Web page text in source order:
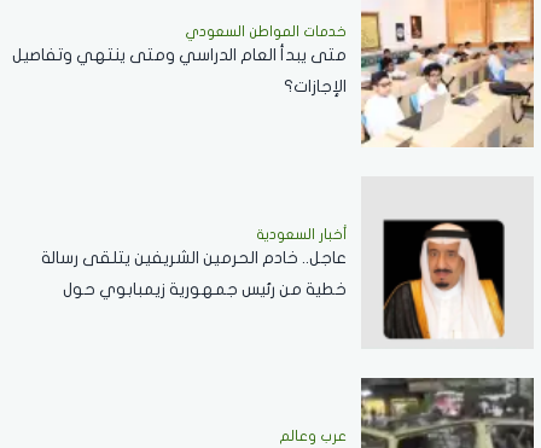
خدمات المواطن السعودي
‏متى يبدأ العام الدراسي ومتى ينتهي وتفاصيل
الإجازات؟
أخبار السعودية
عاجل.. خادم الحرمين الشريفين يتلقى رسالة
خطية من رئيس جمهورية زيمبابوي حول
عرب وعالم